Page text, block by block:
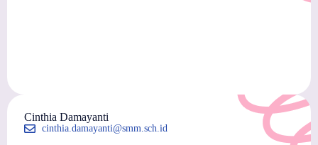
Cinthia Damayanti
cinthia.damayanti@smm.sch.id